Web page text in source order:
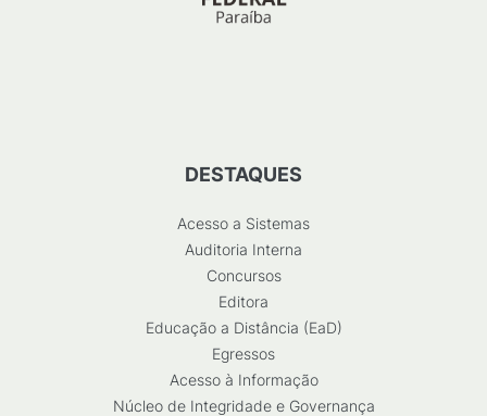
DESTAQUES
Acesso a Sistemas
Auditoria Interna
Concursos
Editora
Educação a Distância (EaD)
Egressos
Acesso à Informação
Núcleo de Integridade e Governança